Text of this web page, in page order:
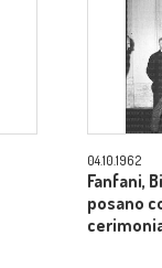
04.10.1962
Fanfani,
posano